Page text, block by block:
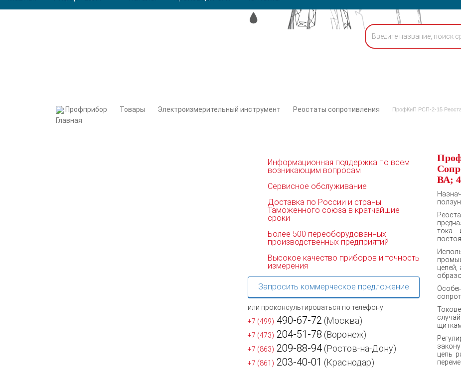
Профприбор Товары Электроизмерительный инструмент Реостаты сопротивления ПрофКиП РСП-2-15
Информационная поддержка по всем
возникающим вопросам
Сервисное обслуживание
Доставка по России и страны
Таможенного союза в кратчайшие
сроки
Более 500 переоборудованных
производственных предприятий
Высокое качество приборов и точность
измерения
Запросить коммерческое предложение
или проконсультироваться по телефону:
+7 (499) 490-67-72 (Москва)
+7 (473) 204-51-78 (Воронеж)
+7 (863) 209-88-94 (Ростов-на-Дону)
+7 (861) 203-40-01 (Краснодар)
ВА;
тока
цепей,
цепь